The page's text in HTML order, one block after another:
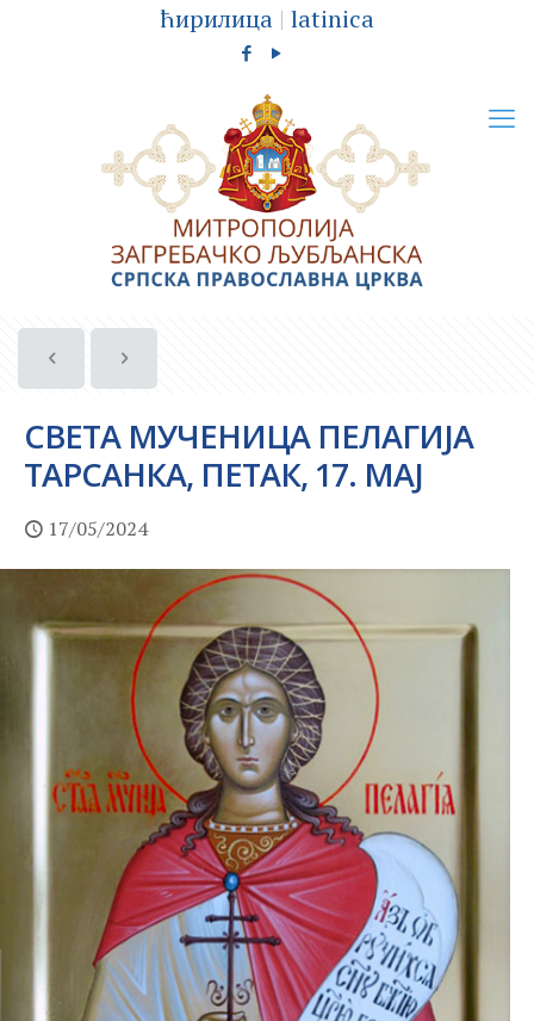
ћирилица | latinica
СВЕТА МУЧЕНИЦА ПЕЛАГИЈА
ТАРСАНКА, ПЕТАК, 17. МАЈ
17/05/2024